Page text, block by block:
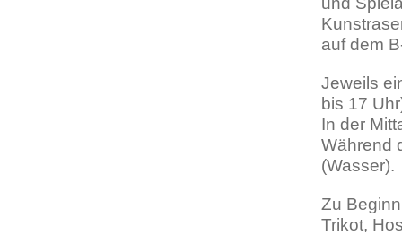
auf dem
Jeweils
bis 17
In der
Während
(Wasser).
Zu
Trikot,